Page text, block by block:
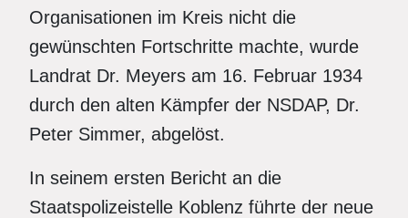
Organisationen im Kreis nicht die
gewünschten Fortschritte machte, wurde
Landrat Dr. Meyers am 16. Februar 1934
durch den alten Kämpfer der NSDAP, Dr.
Peter Simmer, abgelöst.
In seinem ersten Bericht an die
Staatspolizeistelle Koblenz führte der neue